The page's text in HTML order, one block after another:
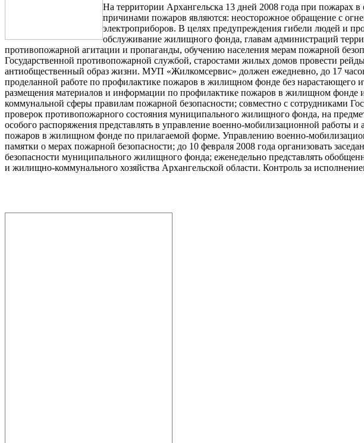
На территории Архангельска 13 дней 2008 года при пожарах
причинами пожаров являются: неосторожное обращение с
электроприборов. В целях предупреждения гибели людей
обслуживание жилищного фонда, главам администраций
противопожарной агитации и пропаганды, обучению населения мерам пожарной
Государственной противопожарной службой, старостами жилых домов провести
антиобщественный образ жизни. МУП «Жилкомсервис» должен ежедневно, до 17
проделанной работе по профилактике пожаров в жилищном фонде без нарастающего
размещения материалов и информации по профилактике пожаров в жилищном
коммунальной сферы правилам пожарной безопасности; совместно с сотрудниками
проверок противопожарного состояния муниципального жилищного фонда, на
особого распоряжения представлять в управление военно-мобилизационной
пожаров в жилищном фонде по прилагаемой форме. Управлению военно-
памятки о мерах пожарной безопасности; до 10 февраля 2008 года организовать
безопасности муниципального жилищного фонда; еженедельно представлять
и жилищно-коммунального хозяйства Архангельской области. Контроль за